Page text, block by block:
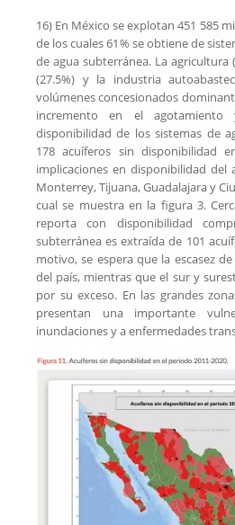
16) En México se explotan 451 585
de los cuales 61% se obtiene de
de agua subterránea. La agricultura
(27.5%) y la industria
volúmenes concesionados
incremento en el
disponibilidad de los sistemas de
178 acuíferos sin disponibilidad
implicaciones en disponibilidad del
Monterrey, Tijuana, Guadalajara y
cual se muestra en la figura 3.
reporta con disponibilidad
subterránea es extraída de 101
motivo, se espera que la escasez
del país, mientras que el sur y
por su exceso. En las grandes
presentan una importante
inundaciones y a enfermedades